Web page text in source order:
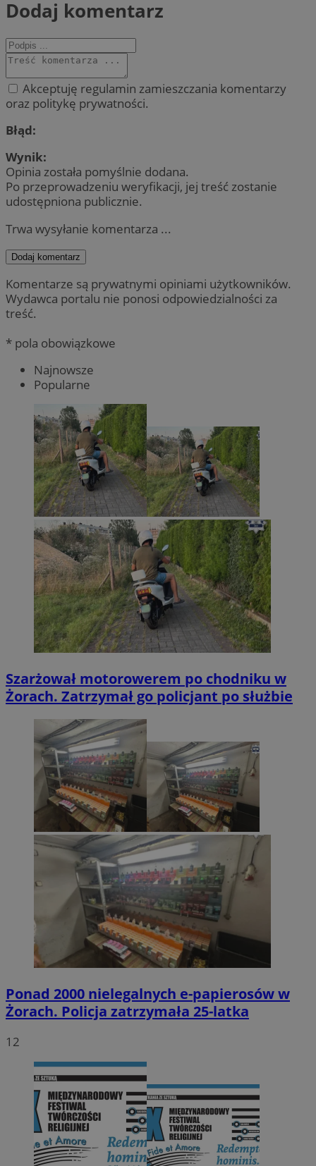
Dodaj komentarz
Akceptuję regulamin zamieszczania komentarzy
oraz politykę prywatności.
Błąd:
Wynik:
Opinia została pomyślnie dodana.
Po przeprowadzeniu weryfikacji, jej treść zostanie
udostępniona publicznie.
Trwa wysyłanie komentarza ...
Dodaj komentarz
Komentarze są prywatnymi opiniami użytkowników.
Wydawca portalu nie ponosi odpowiedzialności za
treść.
* pola obowiązkowe
Najnowsze
Popularne
Szarżował motorowerem po chodniku w
Żorach. Zatrzymał go policjant po służbie
Ponad 2000 nielegalnych e-papierosów w
Żorach. Policja zatrzymała 25-latka
12